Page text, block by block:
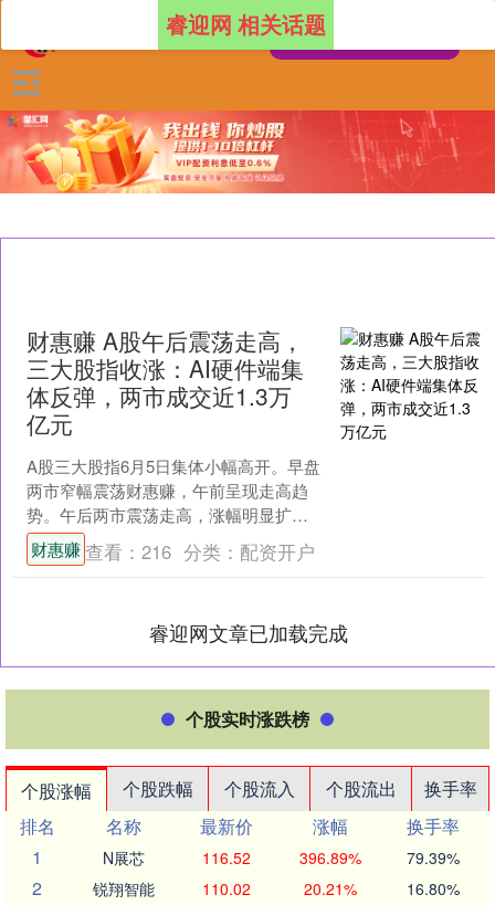
睿迎网 相关话题
财惠赚 A股午后震荡走高，
三大股指收涨：AI硬件端集
体反弹，两市成交近1.3万
亿元
A股三大股指6月5日集体小幅高开。早盘
两市窄幅震荡财惠赚，午前呈现走高趋
势。午后两市震荡走高，涨幅明显扩
大。 从盘面上看，AI硬件端集体反弹，
CPO、高速铜连接....
财惠赚查看： 216 分类： 配资开户
睿迎网文章已加载完成
个股实时涨跌榜
个股涨幅 个股跌幅 个股流入 个股流出
换手率
排名
名称 最新价 涨幅
换手率
1
N展芯 116.52 396.89% 79.39%
2 锐翔智能 110.02 20.21% 16.80%